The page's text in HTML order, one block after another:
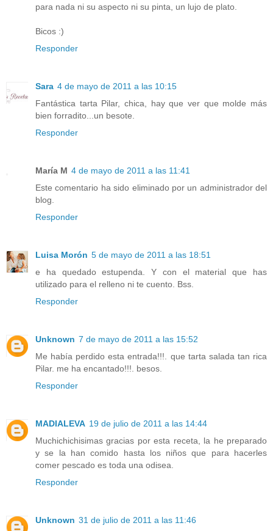
para nada ni su aspecto ni su pinta, un lujo de plato.
Bicos :)
Responder
Sara 4 de mayo de 2011 a las 10:15
Fantástica tarta Pilar, chica, hay que ver que molde más
bien forradito...un besote.
Responder
María M 4 de mayo de 2011 a las 11:41
Este comentario ha sido eliminado por un administrador del
blog.
Responder
Luisa Morón 5 de mayo de 2011 a las 18:51
e ha quedado estupenda. Y con el material que has
utilizado para el relleno ni te cuento. Bss.
Responder
Unknown 7 de mayo de 2011 a las 15:52
Me había perdido esta entrada!!!. que tarta salada tan rica
Pilar. me ha encantado!!!. besos.
Responder
MADIALEVA 19 de julio de 2011 a las 14:44
Muchichichisimas gracias por esta receta, la he preparado
y se la han comido hasta los niños que para hacerles
comer pescado es toda una odisea.
Responder
Unknown 31 de julio de 2011 a las 11:46